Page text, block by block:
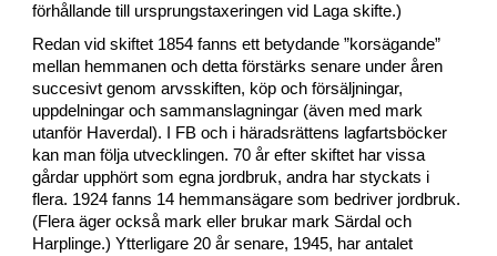
förhållande till ursprungstaxeringen vid Laga skifte.)
Redan vid skiftet 1854 fanns ett betydande ”korsägande”
mellan hemmanen och detta förstärks senare under åren
succesivt genom arvsskiften, köp och försäljningar,
uppdelningar och sammanslagningar (även med mark
utanför Haverdal). I FB och i häradsrättens lagfartsböcker
kan man följa utvecklingen. 70 år efter skiftet har vissa
gårdar upphört som egna jordbruk, andra har styckats i
flera. 1924 fanns 14 hemmansägare som bedriver jordbruk.
(Flera äger också mark eller brukar mark Särdal och
Harplinge.) Ytterligare 20 år senare, 1945, har antalet